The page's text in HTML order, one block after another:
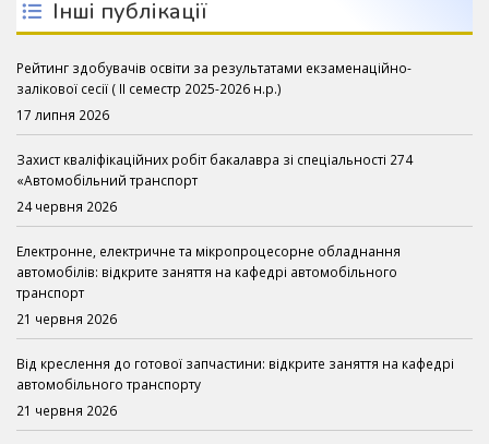
Інші публікації
Рейтинг здобувачів освіти за результатами екзаменаційно-
залікової сесії ( ІІ семестр 2025-2026 н.р.)
17 липня 2026
Захист кваліфікаційних робіт бакалавра зі спеціальності 274
«Автомобільний транспорт
24 червня 2026
Електронне, електричне та мікропроцесорне обладнання
автомобілів: відкрите заняття на кафедрі автомобільного
транспорт
21 червня 2026
Від креслення до готової запчастини: відкрите заняття на кафедрі
автомобільного транспорту
21 червня 2026